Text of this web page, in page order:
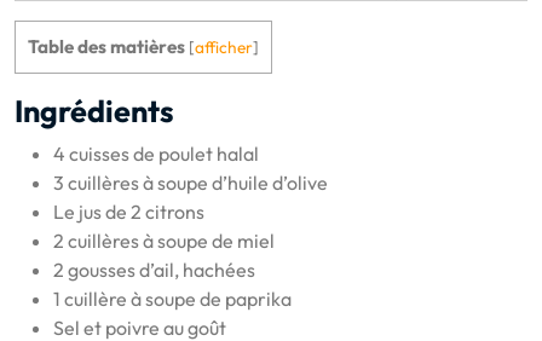
Table des matières [afficher]
Ingrédients
4 cuisses de poulet halal
3 cuillères à soupe d’huile d’olive
Le jus de 2 citrons
2 cuillères à soupe de miel
2 gousses d’ail, hachées
1 cuillère à soupe de paprika
Sel et poivre au goût